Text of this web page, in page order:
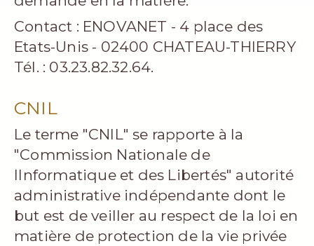
Contact : ENOVANET - 4 place des
Etats-Unis - 02400 CHATEAU-THIERRY
Tél. : 03.23.82.32.64.
CNIL
Le terme "CNIL" se rapporte à la
"Commission Nationale de
lInformatique et des Libertés" autorité
administrative indépendante dont le
but est de veiller au respect de la loi en
matière de protection de la vie privée